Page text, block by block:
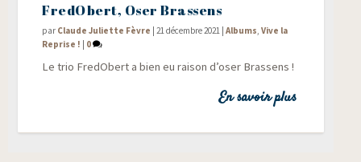
FredObert, Oser Brassens
par Claude Juliette Fèvre |21 décembre 2021 |Albums ,Vive la
Reprise ! | 0
Le trio Fre­dO­bert a bien eu rai­son d’oser Brassens !
En savoir plus